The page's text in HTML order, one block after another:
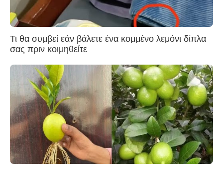
Τι θα συμβεί εάν βάλετε ένα κομμένο λεμόνι δίπλα
σας πριν κοιμηθείτε